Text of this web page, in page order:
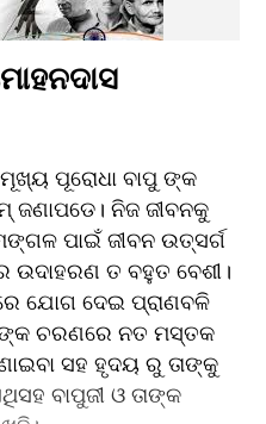
ପୂରୋଧା ବାପୁ ଙ୍କ
ନିଜ ଜୀବନକୁ
ପାଇଁ ଜୀବନ ଉତ୍ସର୍ଗ
ଉଦାହରଣ ତ ବହୁତ ବେଶୀ।
ଯୋଗ ଦେଇ ପ୍ରାଣବଳି
ଚରଣରେ ନତ ମସ୍ତକ
ସହ ହୃଦୟ ରୁ ତାଙ୍କୁ
ବାପୁଜୀ ଓ ତାଙ୍କ